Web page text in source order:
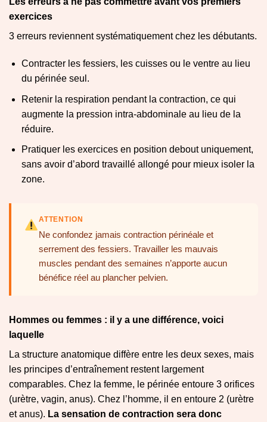
exercices
3 erreurs reviennent systématiquement chez les débutants.
Contracter les fessiers, les cuisses ou le ventre au lieu
du périnée seul.
Retenir la respiration pendant la contraction, ce qui
augmente la pression intra-abdominale au lieu de la
réduire.
Pratiquer les exercices en position debout uniquement,
sans avoir d’abord travaillé allongé pour mieux isoler la
zone.
ATTENTION
Ne confondez jamais contraction périnéale et
serrement des fessiers. Travailler les mauvais
muscles pendant des semaines n’apporte aucun
bénéfice réel au plancher pelvien.
Hommes ou femmes : il y a une différence, voici
laquelle
La structure anatomique diffère entre les deux sexes, mais
les principes d’entraînement restent largement
comparables. Chez la femme, le périnée entoure 3 orifices
(urètre, vagin, anus). Chez l’homme, il en entoure 2 (urètre
et anus). La sensation de contraction sera donc